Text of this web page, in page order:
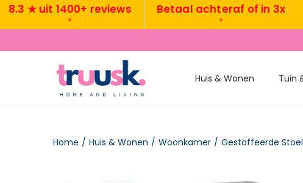
uit 1400+ reviews Betaal achteraf of in 3x
Huis & Wonen Tuin
Home / Huis & Wonen / Woonkamer / Gestoffeerde